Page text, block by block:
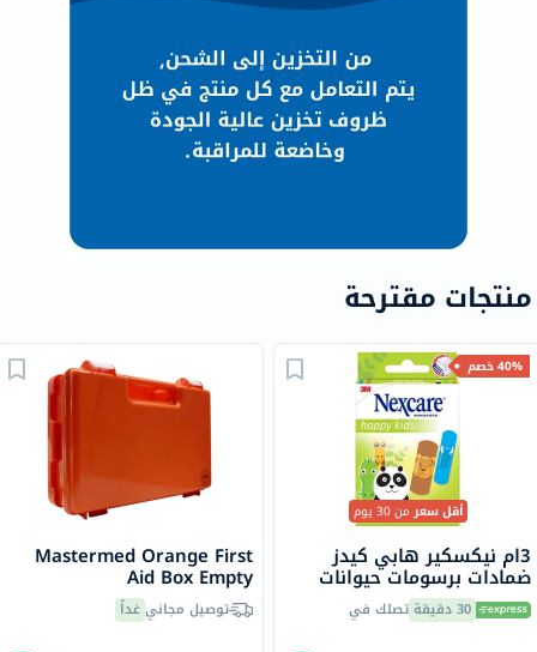
منتجات مقترحة
40% خصم
أقل سعرمن 30 يوم
3ام نيكسكير هابي كيدز
ضمادات برسومات حيوانات
متنوعة، 2030 دقيقة تصلك في
Mastermed Orange First
Aid Box Empty
توصيل مجانيغداً